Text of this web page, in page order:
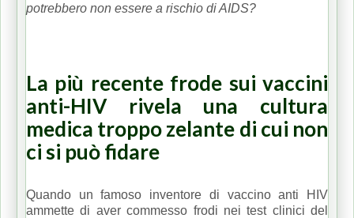
potrebbero non essere a rischio di AIDS?
La più recente frode sui vaccini
anti-HIV rivela una cultura
medica troppo zelante di cui non
ci si può fidare
Quando un famoso inventore di vaccino anti HIV
ammette di aver commesso frodi nei test clinici del